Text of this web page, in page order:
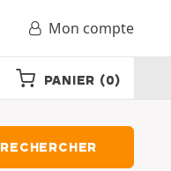
Mon compte
PANIER (0)
RECHERCHER